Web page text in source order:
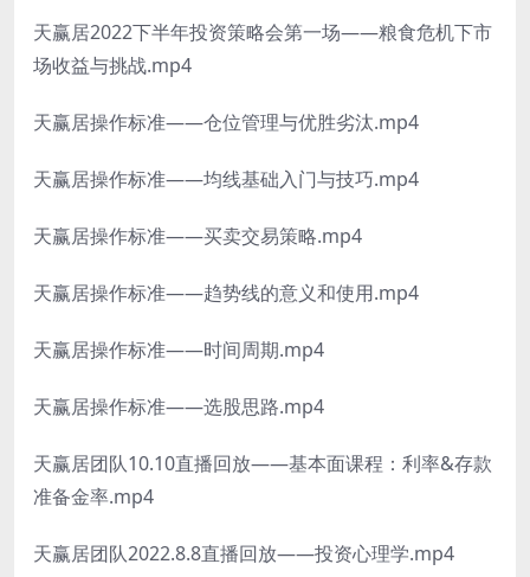
天赢居2022下半年投资策略会第一场——粮食危机下市
场收益与挑战.mp4
天赢居操作标准——仓位管理与优胜劣汰.mp4
天赢居操作标准——均线基础入门与技巧.mp4
天赢居操作标准——买卖交易策略.mp4
天赢居操作标准——趋势线的意义和使用.mp4
天赢居操作标准——时间周期.mp4
天赢居操作标准——选股思路.mp4
天赢居团队10.10直播回放——基本面课程：利率&存款
准备金率.mp4
天赢居团队2022.8.8直播回放——投资心理学.mp4